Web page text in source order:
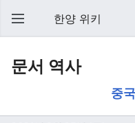
한양 위키
문서 역사
중